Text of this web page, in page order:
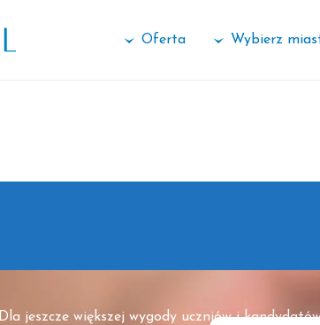
Oferta Wybierz
Dla jeszcze większej wygody uczniów i